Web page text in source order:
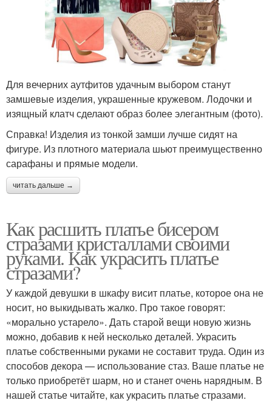
Для вечерних аутфитов удачным выбором станут
замшевые изделия, украшенные кружевом. Лодочки и
изящный клатч сделают образ более элегантным (фото).
Справка! Изделия из тонкой замши лучше сидят на
фигуре. Из плотного материала шьют преимущественно
сарафаны и прямые модели.
читать дальше →
Как расшить платье бисером
стразами кристаллами своими
руками. Как украсить платье
стразами?
У каждой девушки в шкафу висит платье, которое она не
носит, но выкидывать жалко. Про такое говорят:
«морально устарело». Дать старой вещи новую жизнь
можно, добавив к ней несколько деталей. Украсить
платье собственными руками не составит труда. Один из
способов декора — использование стаз. Ваше платье не
только приобретёт шарм, но и станет очень нарядным. В
нашей статье читайте, как украсить платье стразами.